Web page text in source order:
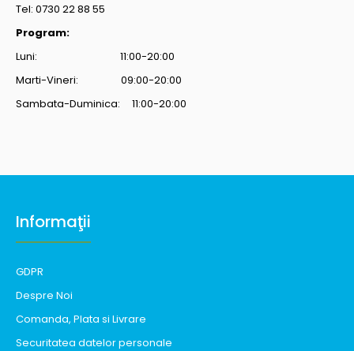
Tel: 0730 22 88 55
Program:
Luni: 11:00-20:00
Marti-Vineri: 09:00-20:00
Sambata-Duminica: 11:00-20:00
Informaţii
GDPR
Despre Noi
Comanda, Plata si Livrare
Securitatea datelor personale